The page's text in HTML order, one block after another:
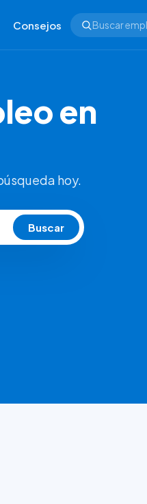
Consejos
en
hoy.
Buscar